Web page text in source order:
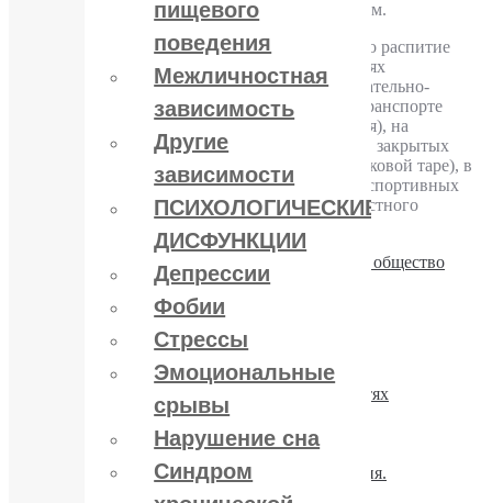
слабоалкогольные напитки несовершеннолетним.
Как известно, с 11 февраля в Украине запрещено распитие
пива в скверах, парках, на улицах, в учреждениях
здравоохранения, культуры, учебных и образовательно-
воспитательных учреждениях, общественном транспорте
(включая транспорт международного сообщения), на
остановках транспорта, в подземных переходах, закрытых
спортивных сооружениях (кроме пива в пластиковой таре), в
лифтах и таксофонах, на детских площадках, в спортивных
сооружениях, помещениях органов власти и местного
самоуправления и других госучреждениях.
Статьи и новости Алкоголизм и общество
Читайте также:
Алкоголь и сила воли
Запойный кризис. Шаги решения.
Профилактика рецидивов при зависимостях
Детоксикация в лечении алкоголизма.
ПРАВИЛА: до и после кодирования
Если говорят, что «Ничего не помогает»
Депрессия и алкоголь. Связи и последствия.
пищевого
поведения
Межличностная
зависимость
Другие
зависимости
ПСИХОЛОГИЧЕСКИЕ
ДИСФУНКЦИИ
Депрессии
Фобии
Стрессы
Эмоциональные
срывы
Нарушение сна
Синдром